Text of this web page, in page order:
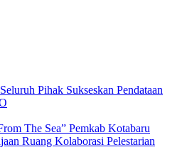
Pihak Sukseskan Pendataan
The Sea” Pemkab Kotabaru
Ruang Kolaborasi Pelestarian